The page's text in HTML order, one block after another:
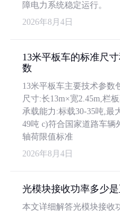
障电力系统稳定运行。
2026年8月4日
13米平板车的标准尺
数
13米平板车主要技术参数
尺寸:长13m×宽2.45m,栏
承载能力:标载30-35吨,最
49吨 c)符合国家道路车辆
轴荷限值标准
2026年8月4日
光模块接收功率多少是
本文详细解答光模块接收